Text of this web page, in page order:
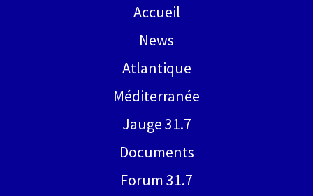
Accueil
News
Atlantique
Méditerranée
Jauge 31.7
Documents
Forum 31.7